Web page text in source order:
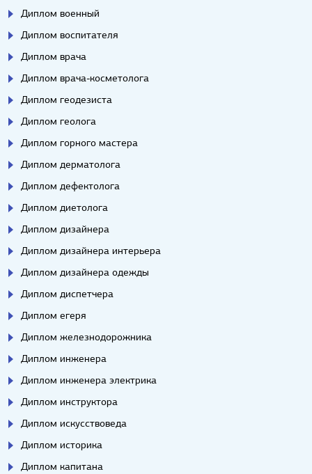
Диплом военный
Диплом воспитателя
Диплом врача
Диплом врача-косметолога
Диплом геодезиста
Диплом геолога
Диплом горного мастера
Диплом дерматолога
Диплом дефектолога
Диплом диетолога
Диплом дизайнера
Диплом дизайнера интерьера
Диплом дизайнера одежды
Диплом диспетчера
Диплом егеря
Диплом железнодорожника
Диплом инженера
Диплом инженера электрика
Диплом инструктора
Диплом искусствоведа
Диплом историка
Диплом капитана